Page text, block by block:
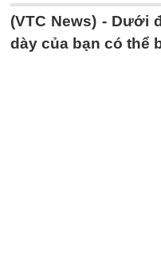
(VTC News) - Dưới
dày của bạn có thể